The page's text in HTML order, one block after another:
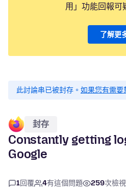
用」功能回報可
了解更
此討論串已被封存。 如果您有需要
封存
Constantly getting
Google
1回覆 4有這個問題 259次檢視